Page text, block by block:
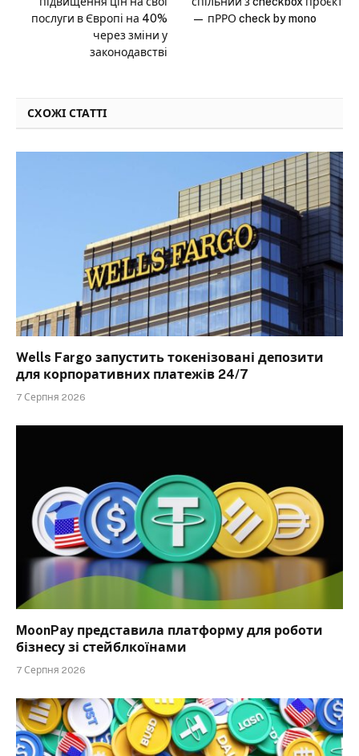
послуги в Європі на 40%
через зміни у
законодавстві
— пРРО check by mono
СХОЖІ СТАТТІ
Wells Fargo запустить токенізовані депозити
для корпоративних платежів 24/7
7 Серпня 2026
MoonPay представила платформу для роботи
бізнесу зі стейблкоїнами
7 Серпня 2026